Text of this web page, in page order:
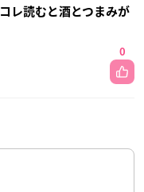
レ読むと酒とつまみが
0